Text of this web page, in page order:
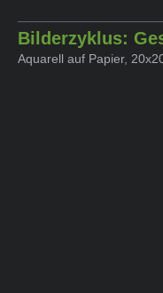
Bilderzyklus:
Aquarell auf Papier,